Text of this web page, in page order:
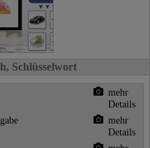
Schlüsselwort
mehr
Details
mehr
Details